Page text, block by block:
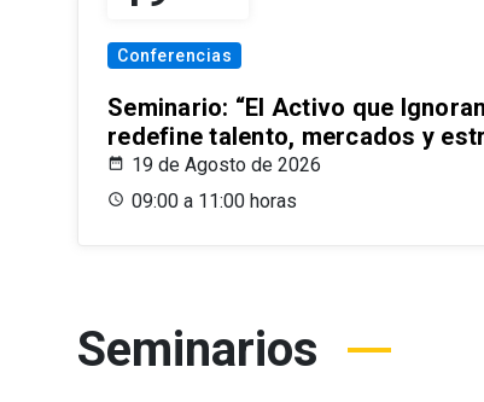
Conferencias
Seminario: “El Activo que
redefine talento, mercados y
19 de Agosto de 2026
09:00 a 11:00 horas
Seminarios